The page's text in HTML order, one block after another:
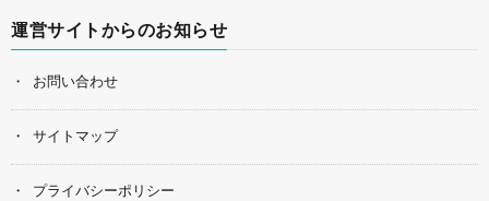
運営サイトからのお知らせ
お問い合わせ
サイトマップ
プライバシーポリシー